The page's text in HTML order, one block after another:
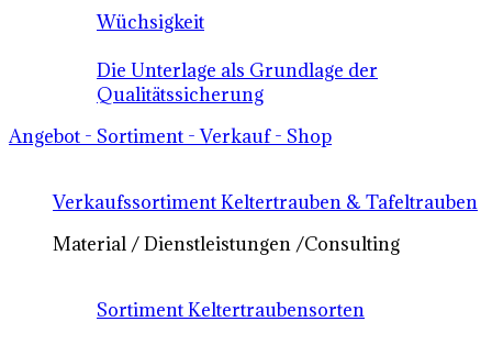
Wüchsigkeit
Die Unterlage als Grundlage der
Qualitätssicherung
Angebot - Sortiment - Verkauf - Shop
Verkaufssortiment Keltertrauben & Tafeltrauben
Material / Dienstleistungen /Consulting
Sortiment Keltertraubensorten